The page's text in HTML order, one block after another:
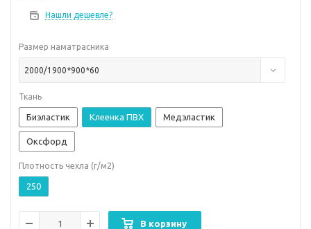
Нашли дешевле?
Размер наматрасника
2000/1900*900*60
Ткань
Биэластик Клеенка ПВХ Медэластик
Оксфорд
Плотность чехла (г/м2)
250
В корзину